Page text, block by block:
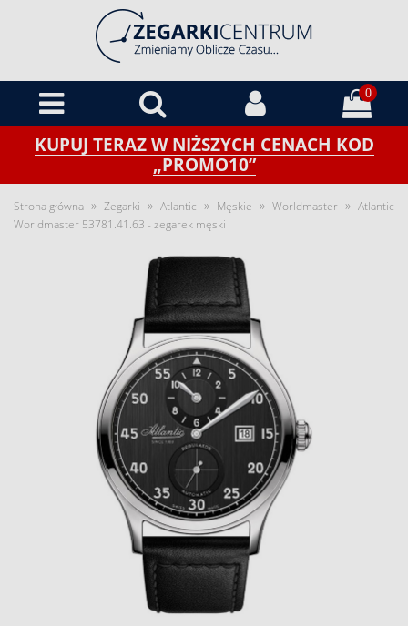
0
KUPUJ TERAZ W NIŻSZYCH CENACH KOD
„PROMO10”
Strona główna » Zegarki » Atlantic » Męskie » Worldmaster » Atlantic
Worldmaster 53781.41.63 - zegarek męski